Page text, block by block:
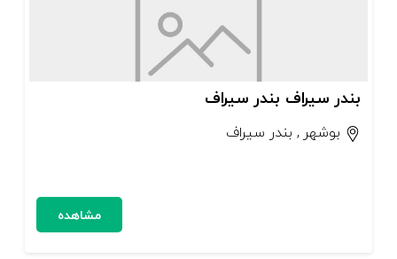
بندر سیراف بندر سیراف
بوشهر , بندر سیراف
مشاهده